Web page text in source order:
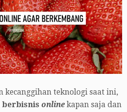
kecanggihan teknologi saat ini,
berbisnis online kapan saja dan